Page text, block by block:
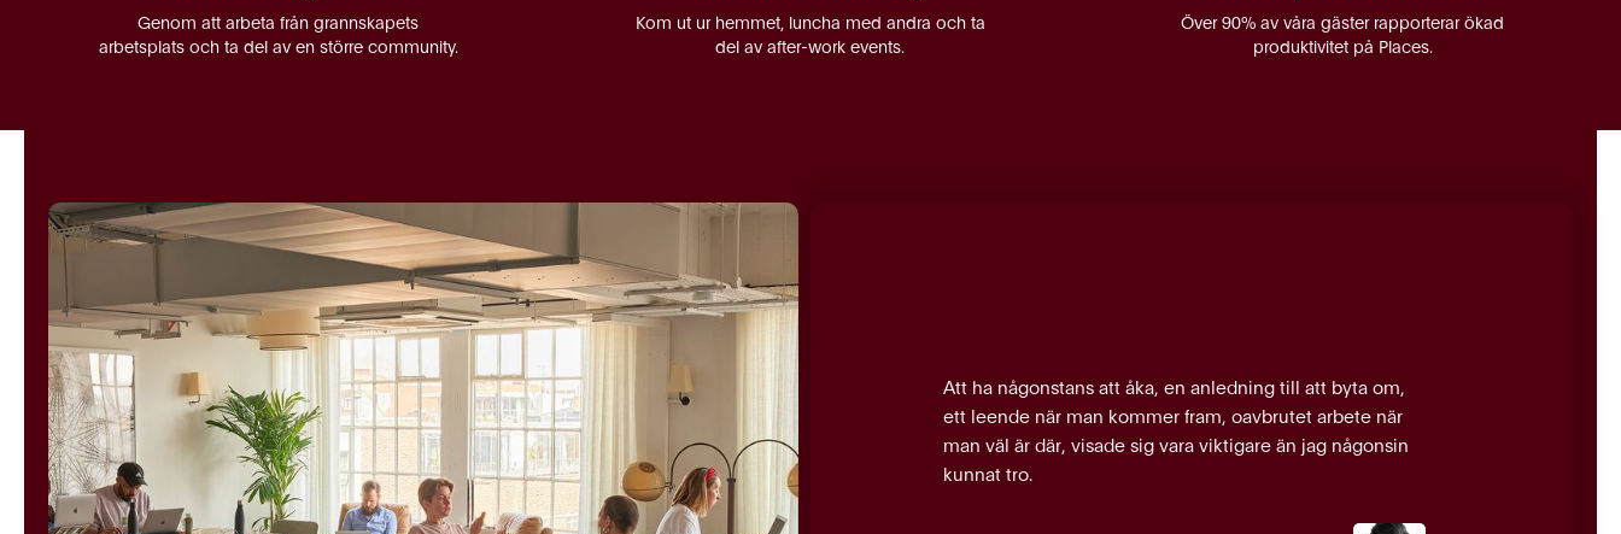
Genom att arbeta från grannskapets
arbetsplats och ta del av en större community.
Kom ut ur hemmet, luncha med andra och ta
del av after-work events.
Över 90% av våra gäster rapporterar ökad
produktivitet på Places.
Att ha någonstans att åka, en anledning till att byta om,
ett leende när man kommer fram, oavbrutet arbete när
man väl är där, visade sig vara viktigare än jag någonsin
kunnat tro.